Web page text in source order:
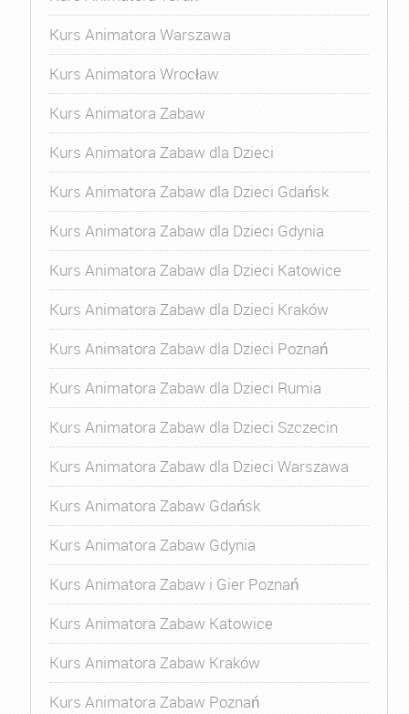
Kurs Animatora Warszawa
Kurs Animatora Wrocław
Kurs Animatora Zabaw
Kurs Animatora Zabaw dla Dzieci
Kurs Animatora Zabaw dla Dzieci Gdańsk
Kurs Animatora Zabaw dla Dzieci Gdynia
Kurs Animatora Zabaw dla Dzieci Katowice
Kurs Animatora Zabaw dla Dzieci Kraków
Kurs Animatora Zabaw dla Dzieci Poznań
Kurs Animatora Zabaw dla Dzieci Rumia
Kurs Animatora Zabaw dla Dzieci Szczecin
Kurs Animatora Zabaw dla Dzieci Warszawa
Kurs Animatora Zabaw Gdańsk
Kurs Animatora Zabaw Gdynia
Kurs Animatora Zabaw i Gier Poznań
Kurs Animatora Zabaw Katowice
Kurs Animatora Zabaw Kraków
Kurs Animatora Zabaw Poznań